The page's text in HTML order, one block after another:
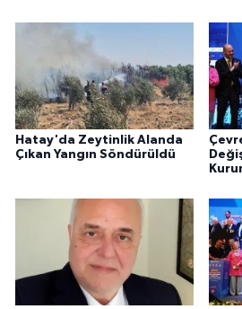
Hatay'da Zeytinlik Alanda
Çıkan Yangın Söndürüldü